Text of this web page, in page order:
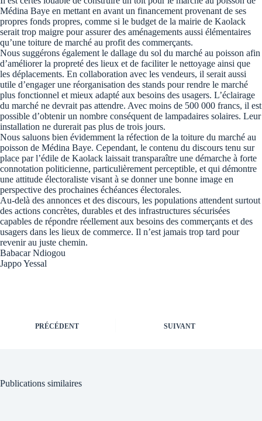
Médina Baye en mettant en avant un financement provenant de ses
propres fonds propres, comme si le budget de la mairie de Kaolack
serait trop maigre pour assurer des aménagements aussi élémentaires
qu’une toiture de marché au profit des commerçants.
Nous suggérons également le dallage du sol du marché au poisson afin
d’améliorer la propreté des lieux et de faciliter le nettoyage ainsi que
les déplacements. En collaboration avec les vendeurs, il serait aussi
utile d’engager une réorganisation des stands pour rendre le marché
plus fonctionnel et mieux adapté aux besoins des usagers. L’éclairage
du marché ne devrait pas attendre. Avec moins de 500 000 francs, il est
possible d’obtenir un nombre conséquent de lampadaires solaires. Leur
installation ne durerait pas plus de trois jours.
Nous saluons bien évidemment la réfection de la toiture du marché au
poisson de Médina Baye. Cependant, le contenu du discours tenu sur
place par l’édile de Kaolack laissait transparaître une démarche à forte
connotation politicienne, particulièrement perceptible, et qui démontre
une attitude électoraliste visant à se donner une bonne image en
perspective des prochaines échéances électorales.
Au-delà des annonces et des discours, les populations attendent surtout
des actions concrètes, durables et des infrastructures sécurisées
capables de répondre réellement aux besoins des commerçants et des
usagers dans les lieux de commerce. Il n’est jamais trop tard pour
revenir au juste chemin.
Babacar Ndiogou
Jappo Yessal
PRÉCÉDENT SUIVANT
Publications similaires